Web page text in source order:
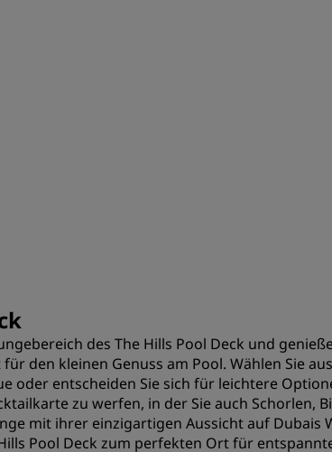
des The Hills Pool Deck und
den kleinen Genuss am Pool. Wählen Sie
oder entscheiden Sie sich für leichtere
zu werfen, in der Sie auch Schorlen,
mit ihrer einzigartigen Aussicht auf Dubais
Pool Deck zum perfekten Ort für